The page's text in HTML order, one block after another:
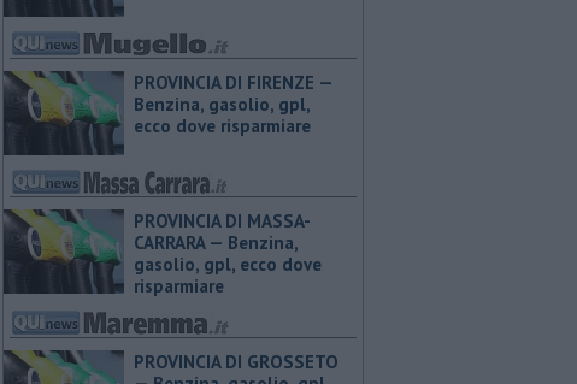
PROVINCIA DI FIRENZE — ​
Benzina, gasolio, gpl,
ecco dove risparmiare
PROVINCIA DI MASSA-
CARRARA — ​Benzina,
gasolio, gpl, ecco dove
risparmiare
PROVINCIA DI GROSSETO